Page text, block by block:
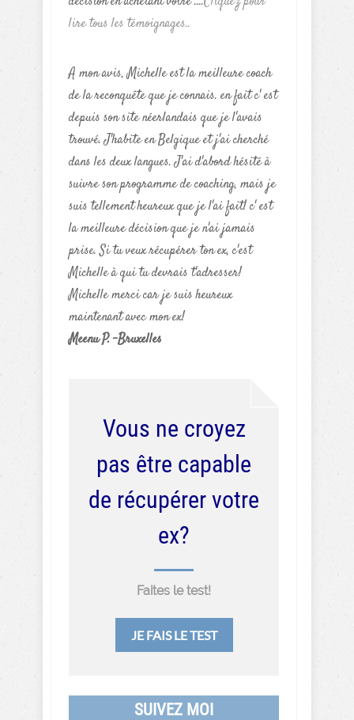
lire tous les témoignages..
A mon avis, Michelle est la meilleure coach
de la reconquête que je connais. en fait c' est
depuis son site néerlandais que je l'avais
trouvé. J'habite en Belgique et j'ai cherché
dans les deux langues. J'ai d'abord hésité à
suivre son programme de coaching, mais je
suis tellement heureux que je l'ai fait! c' est
la meilleure décision que je n'ai jamais
prise. Si tu veux récupérer ton ex, c'est
Michelle à qui tu devrais t'adresser!
Michelle merci car je suis heureux
maintenant avec mon ex!
Meenu P. -Bruxelles
Vous ne croyez
pas être capable
de récupérer votre
ex?
Faites le test!
JE FAIS LE TEST
SUIVEZ MOI